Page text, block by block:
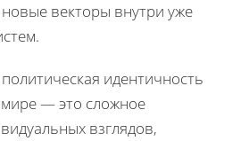
векторы внутри уже
идентичность
— это сложное
взглядов,